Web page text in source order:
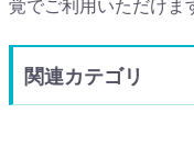
覚でご利用いただけま
関連カテゴリ